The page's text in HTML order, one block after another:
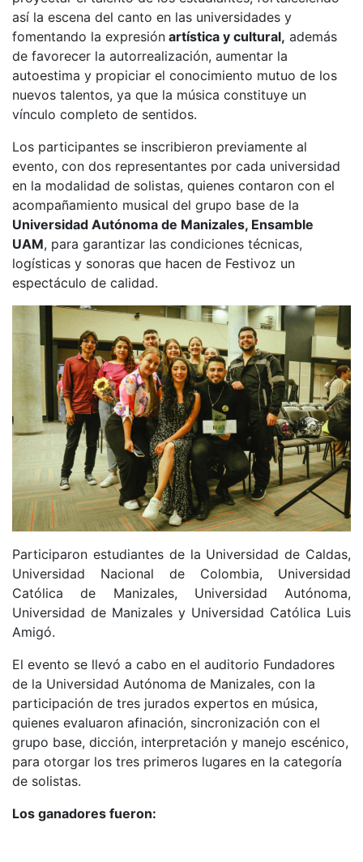
así la escena del canto en las universidades y
fomentando la expresión artística y cultural, además
de favorecer la autorrealización, aumentar la
autoestima y propiciar el conocimiento mutuo de los
nuevos talentos, ya que la música constituye un
vínculo completo de sentidos.
Los participantes se inscribieron previamente al
evento, con dos representantes por cada universidad
en la modalidad de solistas, quienes contaron con el
acompañamiento musical del grupo base de la
Universidad Autónoma de Manizales, Ensamble
UAM, para garantizar las condiciones técnicas,
logísticas y sonoras que hacen de Festivoz un
espectáculo de calidad.
Participaron estudiantes de la Universidad de Caldas,
Universidad Nacional de Colombia, Universidad
Católica de Manizales, Universidad Autónoma,
Universidad de Manizales y Universidad Católica Luis
Amigó.
El evento se llevó a cabo en el auditorio Fundadores
de la Universidad Autónoma de Manizales, con la
participación de tres jurados expertos en música,
quienes evaluaron afinación, sincronización con el
grupo base, dicción, interpretación y manejo escénico,
para otorgar los tres primeros lugares en la categoría
de solistas.
Los ganadores fueron: